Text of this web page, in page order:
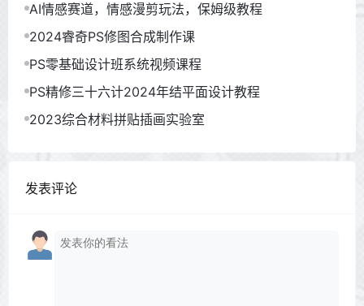
AI情感赛道，情感漫剪玩法，保姆级教程
2024睿奇PS修图合成制作课
PS零基础设计班系统视频课程
PS精修三十六计2024年结平面设计教程
2023综合材料拼贴插画实验室
发表评论